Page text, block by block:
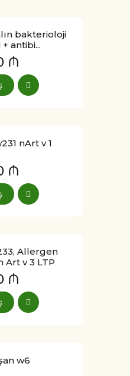
bakterioloji
antibi...
₼
nArt v 1
₼
Allergen
Art v 3 LTP
₼
w6